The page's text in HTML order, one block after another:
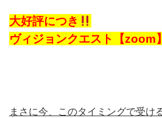
大好評につき
ヴィジョンクエスト【zoom
まさに今、このタイミングで受け